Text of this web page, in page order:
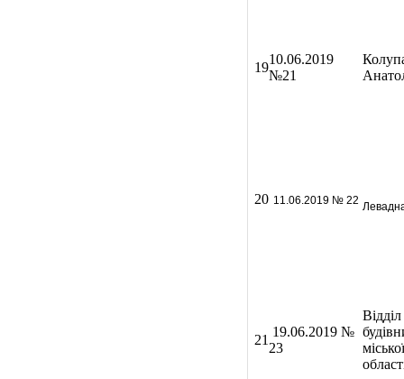
19
10.06.2019
№21
20 11 .06.2019 № 22
Левадна
21
19.06.2019 №
23